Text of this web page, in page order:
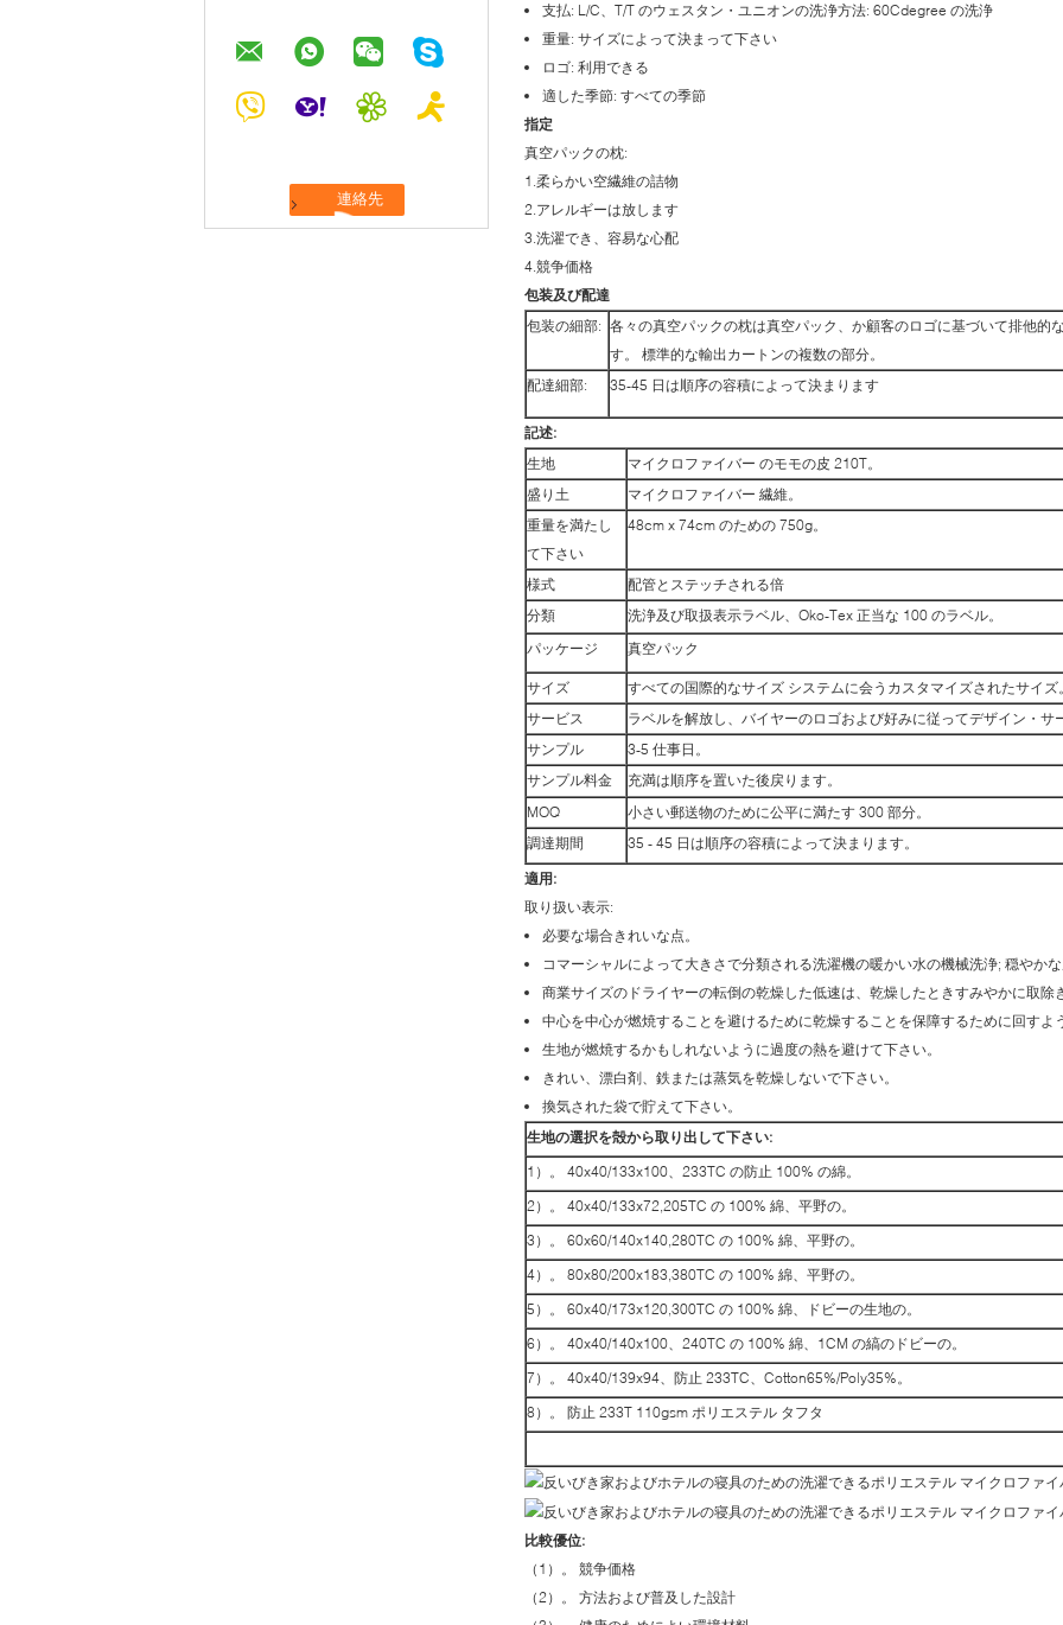
支払: L/C、T/T のウェスタン・ユニオンの洗浄方法: 60Cdegree の洗浄
重量: サイズによって決まって下さい
ロゴ: 利用できる
適した季節: すべての季節
指定
真空パックの枕:
1.柔らかい空繊維の詰物
2.アレルギーは放します
3.洗濯でき、容易な心配
4.競争価格
包装及び配達
包装の細部: 各々の真空パックの枕は真空パック、か顧客のロゴに基づいて排他的
す。 標準的な輸出カートンの複数の部分。
配達細部:
35-45 日は順序の容積によって決まります
記述:
生地
マイクロファイバー のモモの皮 210T。
盛り土
マイクロファイバー 繊維。
重量を満たし
て下さい
48cm x 74cm のための 750g。
様式
配管とステッチされる倍
分類
洗浄及び取扱表示ラベル、Oko-Tex 正当な 100 のラベル。
パッケージ
真空パック
サイズ
すべての国際的なサイズ システムに会うカスタマイズされたサイズ。
サービス
ラベルを解放し、バイヤーのロゴおよび好みに従ってデザイン・サ
サンプル
3-5 仕事日。
サンプル料金
充満は順序を置いた後戻ります。
MOQ
小さい郵送物のために公平に満たす 300 部分。
調達期間
35 - 45 日は順序の容積によって決まります。
適用:
取り扱い表示:
必要な場合きれいな点。
コマーシャルによって大きさで分類される洗濯機の暖かい水の機械洗浄; 穏やかな
商業サイズのドライヤーの転倒の乾燥した低速は、乾燥したときすみやかに取除
中心を中心が燃焼することを避けるために乾燥することを保障するために回すよ
生地が燃焼するかもしれないように過度の熱を避けて下さい。
きれい、漂白剤、鉄または蒸気を乾燥しないで下さい。
換気された袋で貯えて下さい。
生地の選択を殻から取り出して下さい:
1）。 40x40/133x100、233TC の防止 100% の綿。
2）。 40x40/133x72,205TC の 100% 綿、平野の。
3）。 60x60/140x140,280TC の 100% 綿、平野の。
4）。 80x80/200x183,380TC の 100% 綿、平野の。
5）。 60x40/173x120,300TC の 100% 綿、ドビーの生地の。
6）。 40x40/140x100、240TC の 100% 綿、1CM の縞のドビーの。
7）。 40x40/139x94、防止 233TC、Cotton65%/Poly35%。
8）。 防止 233T 110gsm ポリエステル タフタ
比較優位:
（1）。 競争価格
（2）。 方法および普及した設計